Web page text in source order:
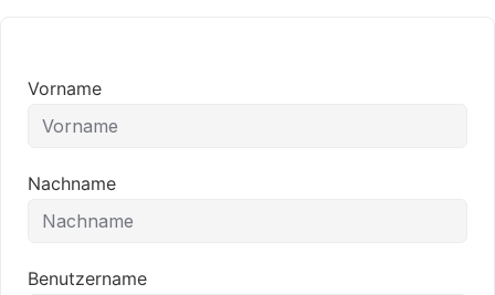
Vorname
Nachname
Benutzername